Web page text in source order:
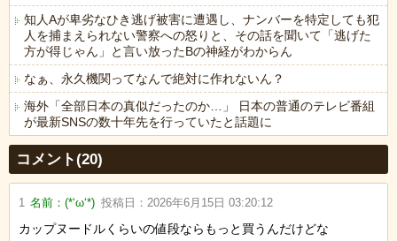
知人Aが卑劣なひき逃げ被害に遭遇し、ナンバーを特定しても犯
人を捕まえられない警察への怒りと、その話を聞いて「逃げた
方が得じゃん」と言い放ったBの神経がわからん
なぁ、永久機関ってなんで絶対に作れないん？
海外「全部日本の真似だったのか…」 日本の普通のテレビ番組
が最新SNSの数十年先を行っていたと話題に
Powered by livedoor 相互RSS
コメント(20)
1 名前：(*‘ω‘*) 投稿日： 2026年6月15日 03:20:12
カップヌードルくらいの値段ならもっと買うんだけどな